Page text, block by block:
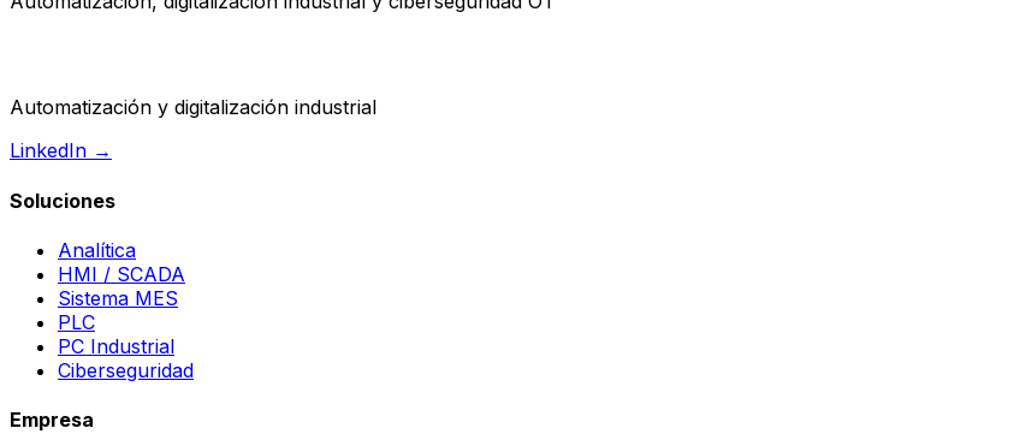
Automatización y digitalización industrial
LinkedIn →
Soluciones
Analítica
HMI / SCADA
Sistema MES
PLC
PC Industrial
Ciberseguridad
Empresa